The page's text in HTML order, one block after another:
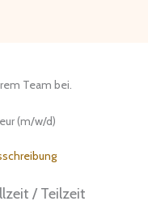
Team bei.
(m/w/d)
/ Teilzeit